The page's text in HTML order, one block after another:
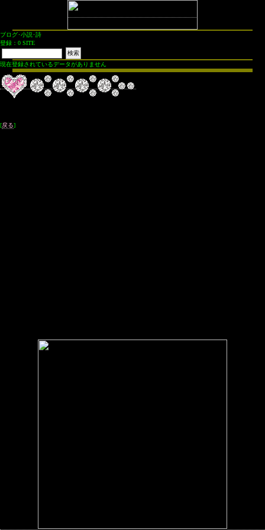
ブログ･小説･詩
登録：0 SITE
現在登録されているデータがありません
[戻る]